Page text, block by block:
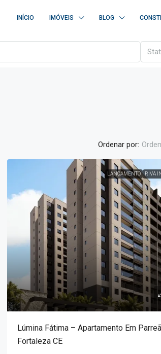
INÍCIO IMÓVEIS BLOG
Ordenar por:
LANÇAMENTO RIVA
Lúmina Fátima – Apartamento Em
Fortaleza CE
Duas diárias R$1.000,00
R$900,00 /Uma diária
Verdelandia 01